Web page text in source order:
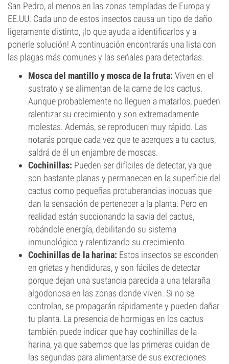
San Pedro, al menos en las zonas templadas de Europa y
EE.UU. Cada uno de estos insectos causa un tipo de daño
ligeramente distinto, ¡lo que ayuda a identificarlos y a
ponerle solución! A continuación encontrarás una lista con
las plagas más comunes y las señales para detectarlas.
Mosca del mantillo y mosca de la fruta: Viven en el
sustrato y se alimentan de la carne de los cactus.
Aunque probablemente no lleguen a matarlos, pueden
ralentizar su crecimiento y son extremadamente
molestas. Además, se reproducen muy rápido. Las
notarás porque cada vez que te acerques a tu cactus,
saldrá de él un enjambre de moscas.
Cochinillas: Pueden ser difíciles de detectar, ya que
son bastante planas y permanecen en la superficie del
cactus como pequeñas protuberancias inocuas que
dan la sensación de pertenecer a la planta. Pero en
realidad están succionando la savia del cactus,
robándole energía, debilitando su sistema
inmunológico y ralentizando su crecimiento.
Cochinillas de la harina: Estos insectos se esconden
en grietas y hendiduras, y son fáciles de detectar
porque dejan una sustancia parecida a una telaraña
algodonosa en las zonas donde viven. Si no se
controlan, se propagarán rápidamente y pueden dañar
tu planta. La presencia de hormigas en los cactus
también puede indicar que hay cochinillas de la
harina, ya que sabemos que las primeras cuidan de
las segundas para alimentarse de sus excreciones